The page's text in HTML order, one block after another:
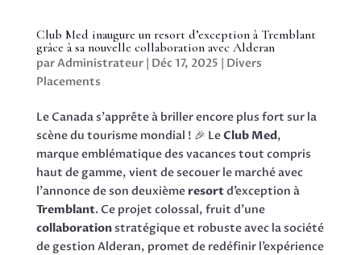
Club Med inaugure un resort d’exception à Tremblant
grâce à sa nouvelle collaboration avec Alderan
parAdministrateur| Déc 17, 2025 | Divers
Placements
Le Canada s’apprête à briller encore plus fort sur la
scène du tourisme mondial ! 🎉 LeClub Med,
marque emblématique des vacances tout compris
haut de gamme, vient de secouer le marché avec
l’annonce de son deuxième resortd’exception à
Tremblant. Ce projet colossal, fruit d’une
collaborationstratégique et robuste avec la société
de gestion Alderan, promet de redéfinir l’expérience